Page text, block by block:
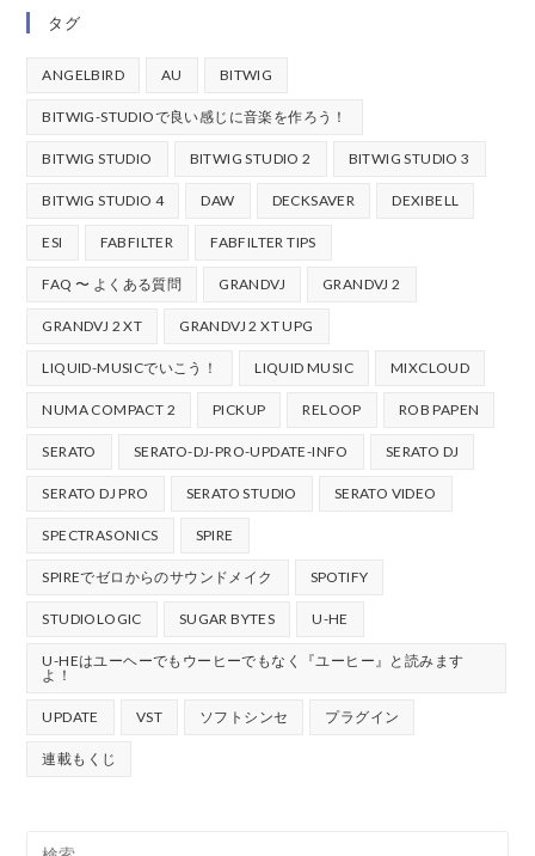
タグ
ANGELBIRD AU BITWIG
BITWIG-STUDIOで良い感じに音楽を作ろう！
BITWIG STUDIO BITWIG STUDIO 2 BITWIG STUDIO 3
BITWIG STUDIO 4 DAW DECKSAVER DEXIBELL
ESI FABFILTER FABFILTER TIPS
FAQ 〜 よくある質問 GRANDVJ GRANDVJ 2
GRANDVJ 2 XT GRANDVJ 2 XT UPG
LIQUID-MUSICでいこう！ LIQUID MUSIC MIXCLOUD
NUMA COMPACT 2 PICKUP RELOOP ROB PAPEN
SERATO SERATO-DJ-PRO-UPDATE-INFO SERATO DJ
SERATO DJ PRO SERATO STUDIO SERATO VIDEO
SPECTRASONICS SPIRE
SPIREでゼロからのサウンドメイク SPOTIFY
STUDIOLOGIC SUGAR BYTES U-HE
U-HEはユーヘーでもウーヒーでもなく『ユーヒー』と読みます
よ！
UPDATE VST ソフトシンセ プラグイン
連載もくじ